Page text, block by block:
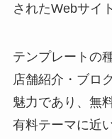
されたWebサイ
テンプレートの
店舗紹介・ブロ
魅力であり、無
有料テーマに近